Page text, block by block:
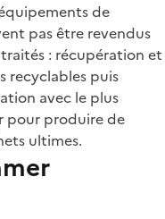
de
pas être revendus
: récupération et
recyclables puis
avec le plus
pour produire de
ultimes.